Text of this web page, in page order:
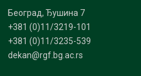
Београд, Ђушина 7
+381 (0)11/3219-101
+381 (0)11/3235-539
dekan@rgf.bg.ac.rs